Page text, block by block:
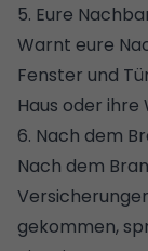
5. Eure
Warnt eure
Fenster und
Haus oder ihre
6. Nach dem
Nach dem
gekommen,